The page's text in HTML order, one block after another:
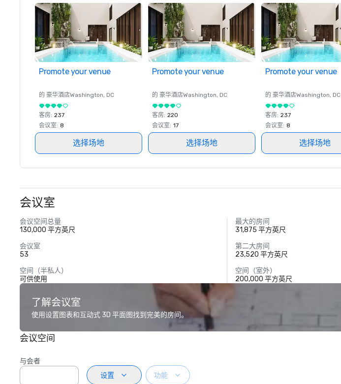
Promote your venue
的 豪华酒店Washington, DC
客房: 237
会议室: 8
选择场地
Promote your venue
的 豪华酒店Washington, DC
客房: 220
会议室: 17
选择场地
Promote your venue
的 豪华酒店Washington, DC
客房: 237
会议室: 8
选择场地
会议室
会议空间总量
130,000 平方英尺
最大的房间
31,875 平方英尺
会议室
53
第二大房间
23,520 平方英尺
空间（半私人）
可供使用
空间（室外）
200,000 平方英尺
了解会议室
使用设置图表和互动式 3D 平面图找到完美的房间。
会议空间
与会者
设置
功能